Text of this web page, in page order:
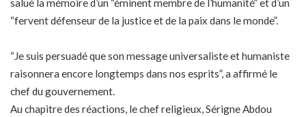
salué la mémoire d’un “éminent membre de l’humanité” et d’un
“fervent défenseur de la justice et de la paix dans le monde”.
“Je suis persuadé que son message universaliste et humaniste
raisonnera encore longtemps dans nos esprits”, a affirmé le
chef du gouvernement.
Au chapitre des réactions, le chef religieux, Sérigne Abdou